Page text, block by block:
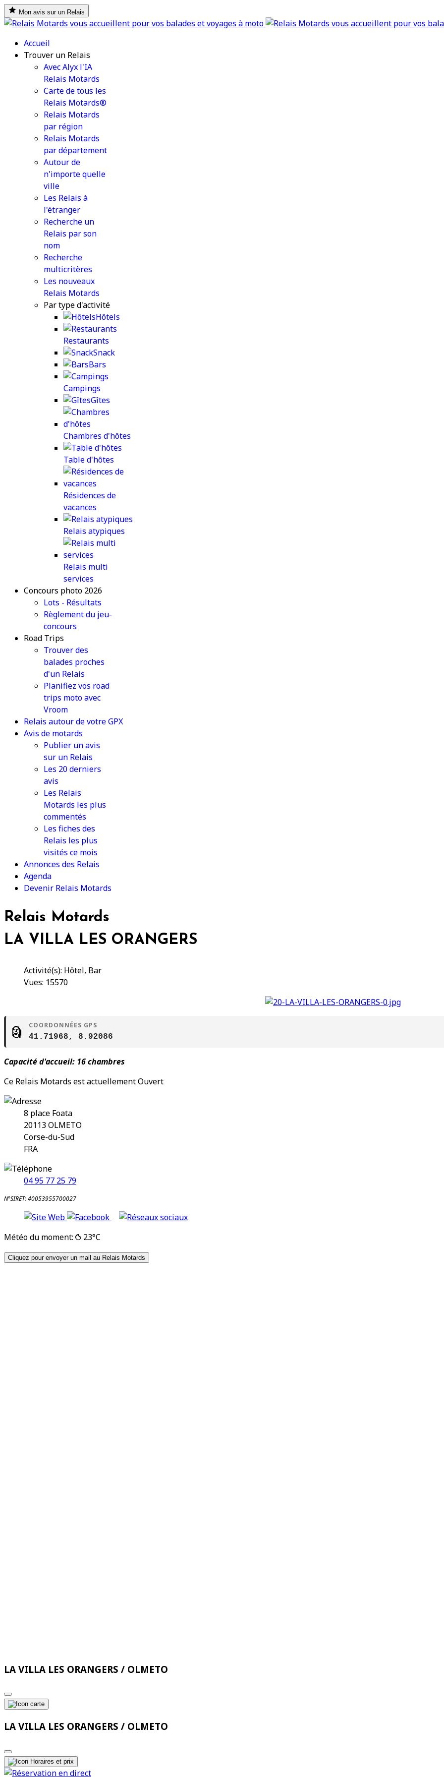
Mon avis sur un Relais
Accueil
Trouver un Relais
Avec Alyx l'IA
Relais Motards
Carte de tous les
Relais Motards®
Relais Motards
par région
Relais Motards
par département
Autour de
n'importe quelle
ville
Les Relais à
l'étranger
Recherche un
Relais par son
nom
Recherche
multicritères
Les nouveaux
Relais Motards
Par type d'activité
Hôtels
Restaurants
Snack
Bars
Campings
Gîtes
Chambres d'hôtes
Table d'hôtes
Résidences de
vacances
Relais atypiques
Relais multi
services
Concours photo 2026
Lots - Résultats
Règlement du jeu-
concours
Road Trips
Trouver des
balades proches
d'un Relais
Planifiez vos road
trips moto avec
Vroom
Relais autour de votre GPX
Avis de motards
Publier un avis
sur un Relais
Les 20 derniers
avis
Les Relais
Motards les plus
commentés
Les fiches des
Relais les plus
visités ce mois
Annonces des Relais
Agenda
Devenir Relais Motards
Relais Motards
LA VILLA LES ORANGERS
Activité(s): Hôtel, Bar
Vues: 15570
🗿 COORDONNÉES GPS
41.71968, 8.92086
Capacité d'accueil: 16 chambres
Ce Relais Motards est actuellement Ouvert
8 place Foata
20113OLMETO
Corse-du-Sud
FRA
04 95 77 25 79
N°SIRET: 40053955700027
Météo du moment: 23°C
Cliquez pour envoyer un mail au Relais Motards
LA VILLA LES ORANGERS / OLMETO
LA VILLA LES ORANGERS / OLMETO